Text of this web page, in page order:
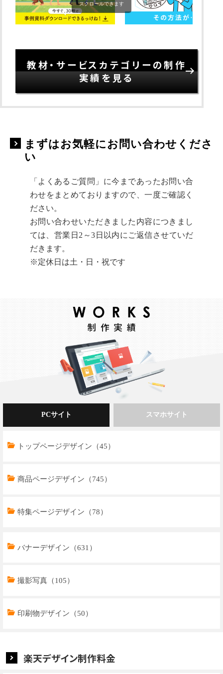
スクロールできます
教材・サービスカテゴリーの制作
実績を見る
まずはお気軽にお問い合わせくださ
い
「よくあるご質問」に今まであったお問い合
わせをまとめておりますので、一度ご確認く
ださい。
お問い合わせいただきました内容につきまし
ては、営業日2～3日以内にご返信させていだ
だきます。
※定休日は土・日・祝です
PCサイト
トップページデザイン（45）
商品ページデザイン（745）
特集ページデザイン（78）
スマホサイト
トップページデザイン（33）
商品ページデザイン（769）
特集ページデザイン（59）
バナーデザイン（631）
撮影写真（105）
印刷物デザイン（50）
楽天デザイン制作料金